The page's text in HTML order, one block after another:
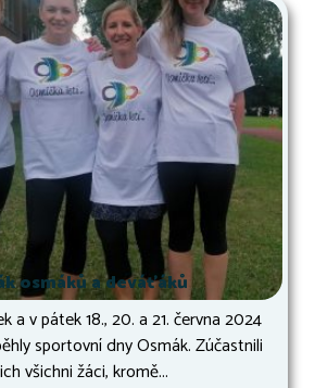
osmáků a deváťáků
a v pátek 18., 20. a 21. června 2024
sportovní dny Osmák. Zúčastnili
všichni žáci, kromě...